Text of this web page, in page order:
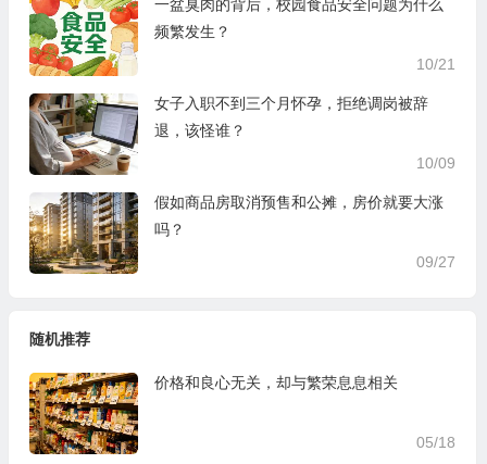
一盆臭肉的背后，校园食品安全问题为什么
频繁发生？
10/21
女子入职不到三个月怀孕，拒绝调岗被辞
退，该怪谁？
10/09
假如商品房取消预售和公摊，房价就要大涨
吗？
09/27
随机推荐
价格和良心无关，却与繁荣息息相关
05/18